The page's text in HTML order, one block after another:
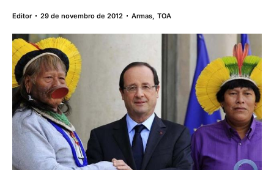
Editor 29 de novembro de 2012 Armas,TOA